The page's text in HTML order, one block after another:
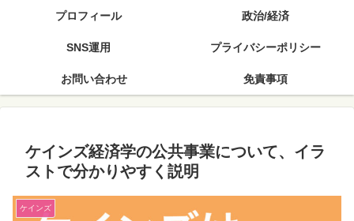
プロフィール 政治/経済
SNS運用 プライバシーポリシー
お問い合わせ 免責事項
ケインズ経済学の公共事業について、イラ
ストで分かりやすく説明
ケインズ